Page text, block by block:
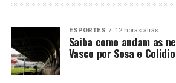
ESPORTES 12 horas atrás
Saiba como andam as
Vasco por Sosa e Colidio